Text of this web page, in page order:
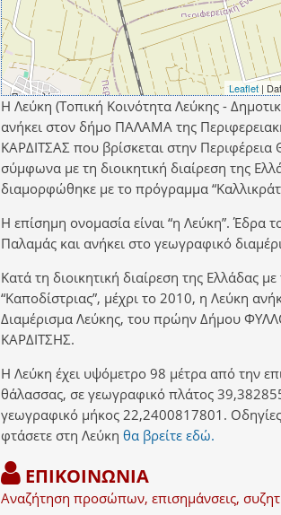
Leaflet|
Η Λεύκη (Τοπική Κοινότητα Λεύκης -
ανήκει στον δήμο ΠΑΛΑΜΑ της
ΚΑΡΔΙΤΣΑΣ που βρίσκεται στην Περιφέρεια
σύμφωνα με τη διοικητική διαίρεση της
διαμορφώθηκε με το πρόγραμμα
Η επίσημη ονομασία είναι “η Λεύκη”. Έδρα
Παλαμάς και ανήκει στο γεωγραφικό
Κατά τη διοικητική διαίρεση της Ελλάδας
“Καποδίστριας”, μέχρι το 2010, η Λεύκη
Διαμέρισμα Λεύκης, του πρώην Δήμου
ΚΑΡΔΙΤΣΗΣ.
Η Λεύκη έχει υψόμετρο 98 μέτρα από την
θάλασσας, σε γεωγραφικό πλάτος
γεωγραφικό μήκος 22,2400817801.
φτάσετε στη Λεύκη θα βρείτε εδώ.
ΕΠΙΚΟΙΝΩΝΙΑ
Αναζήτηση προσώπων, επισημάνσεις,